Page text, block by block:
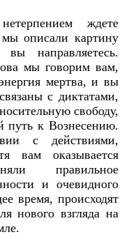
ждете
описали картину
направляетесь.
мы говорим вам,
мертва, и вы
с диктатами,
свободу,
путь к Вознесению.
с действиями,
вам оказывается
правильное
и очевидного
время, происходят
нового взгляда на